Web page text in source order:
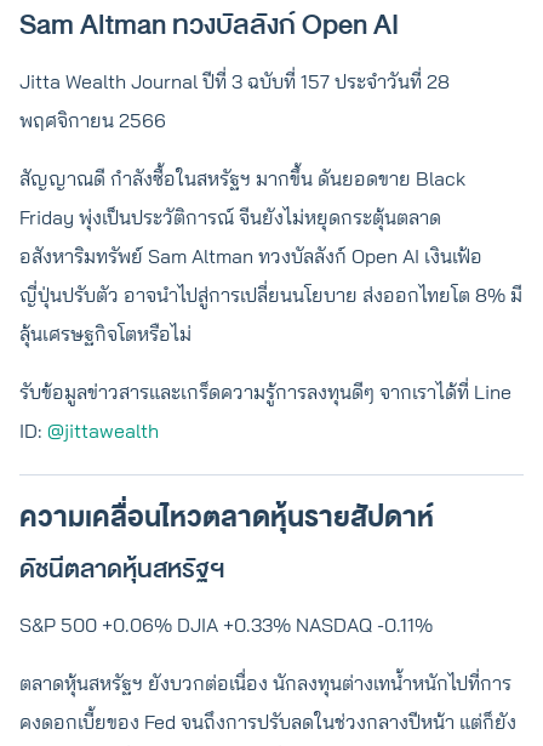
Sam Altman ทวงบัลลังก์ Open AI
Jitta Wealth Journal ปีที่ 3 ฉบับที่ 157 ประจำวันที่ 28
พฤศจิกายน 2566
สัญญาณดี กำลังซื้อในสหรัฐฯ มากขึ้น ดันยอดขาย Black
Friday พุ่งเป็นประวัติการณ์ จีนยังไม่หยุดกระตุ้นตลาด
อสังหาริมทรัพย์ Sam Altman ทวงบัลลังก์ Open AI เงินเฟ้อ
ญี่ปุ่นปรับตัว อาจนำไปสู่การเปลี่ยนนโยบาย ส่งออกไทยโต 8% มี
ลุ้นเศรษฐกิจโตหรือไม่
รับข้อมูลข่าวสารและเกร็ดความรู้การลงทุนดีๆ จากเราได้ที่ Line
ID: @jittawealth
ความเคลื่อนไหวตลาดหุ้นรายสัปดาห์
ดัชนีตลาดหุ้นสหรัฐฯ
S&P 500 +0.06% DJIA +0.33% NASDAQ -0.11%
ตลาดหุ้นสหรัฐฯ ยังบวกต่อเนื่อง นักลงทุนต่างเทน้ำหนักไปที่การ
คงดอกเบี้ยของ Fed จนถึงการปรับลดในช่วงกลางปีหน้า แต่ก็ยัง